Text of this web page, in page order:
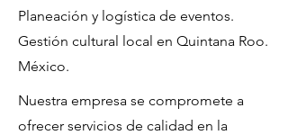
Planeación y logística de eventos.
Gestión cultural local en Quintana Roo.
México.
Nuestra empresa se compromete a
ofrecer servicios de calidad en la